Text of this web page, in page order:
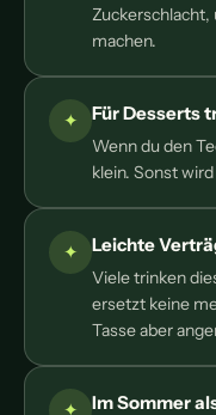
Zuckerschlacht,
machen.
Für Desserts
Wenn du den
klein. Sonst
Leichte
Viele trinken
ersetzt keine
Tasse aber
Im Sommer